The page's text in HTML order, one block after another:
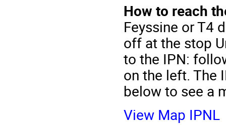
How to reach
Feyssine or T4
off at the stop
to the IPN:
on the left. The
below to see a
View Map IPNL